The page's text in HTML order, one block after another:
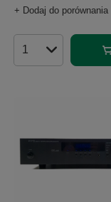
+ Dodaj do porównania
Ilość produktów